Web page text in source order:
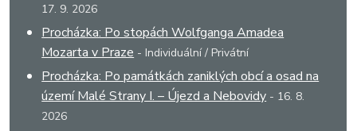
17. 9. 2026
Procházka: Po stopách Wolfganga Amadea
Mozarta v Praze - Individuální / Privátní
Procházka: Po památkách zaniklých obcí a osad na
území Malé Strany I. – Újezd a Nebovidy - 16. 8.
2026